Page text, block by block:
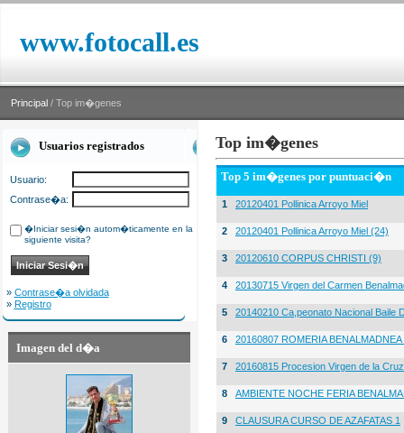
www.fotocall.es
Principal / Top im�genes
Usuarios registrados
Usuario:
Contrase�a:
�Iniciar sesi�n autom�ticamente en la
siguiente visita?
» Contrase�a olvidada
» Registro
Imagen del d�a
Top im�genes
Top 5 im�genes por puntuaci�n
1 20120401 Pollinica Arroyo Miel
2 20120401 Pollinica Arroyo Miel (24)
3 20120610 CORPUS CHRISTI (9)
4 20130715 Virgen del Carmen
5 20140210 Ca,peonato Nacional Baile
6 20160807 ROMERIA
7 20160815 Procesion Virgen de la
8 AMBIENTE NOCHE FERIA
9 CLAUSURA CURSO DE AZAFATAS 1